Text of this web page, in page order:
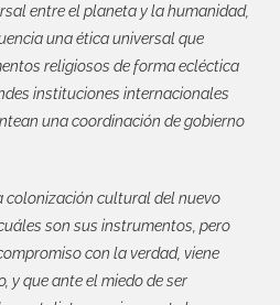
entre el planeta y la humanidad,
unaética universal que
religiosos de forma ecléctica
instituciones internacionales
una coordinación de gobierno
colonización cultural del nuevo
son sus instrumentos, pero
con la verdad, viene
y que ante el miedo de ser